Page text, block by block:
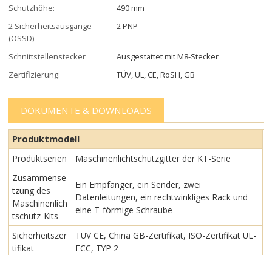
Schutzhöhe:
490 mm
2 Sicherheitsausgänge
(OSSD)
2 PNP
Schnittstellenstecker
Ausgestattet mit M8-Stecker
Zertifizierung:
TÜV, UL, CE, RoSH, GB
DOKUMENTE & DOWNLOADS
Produktmodell
Produktserien
Maschinenlichtschutzgitter der KT-Serie
Zusammense
tzung des
Maschinenlich
tschutz-Kits
Ein Empfänger, ein Sender, zwei
Datenleitungen, ein rechtwinkliges Rack und
eine T-förmige Schraube
Sicherheitszer
tifikat
TÜV CE, China GB-Zertifikat, ISO-Zertifikat UL-
FCC, TYP 2